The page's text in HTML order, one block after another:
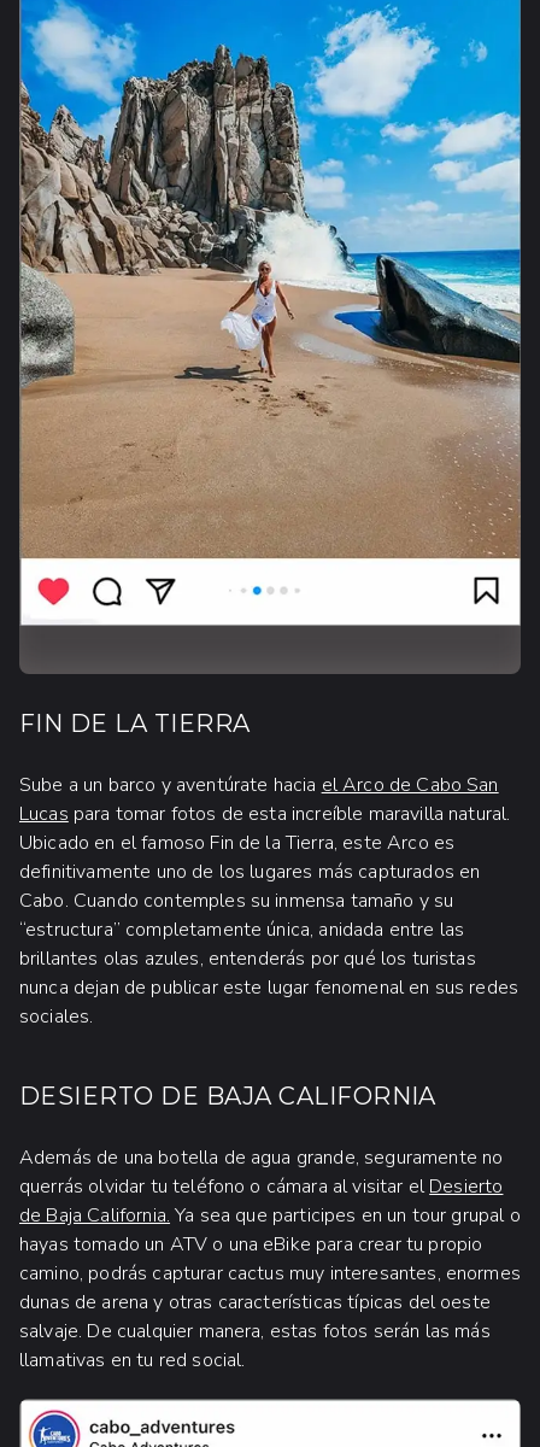
FIN DE LA TIERRA
Sube a un barco y aventúrate hacia el Arco de Cabo San
Lucas para tomar fotos de esta increíble maravilla natural.
Ubicado en el famoso Fin de la Tierra, este Arco es
definitivamente uno de los lugares más capturados en
Cabo. Cuando contemples su inmensa tamaño y su
“estructura” completamente única, anidada entre las
brillantes olas azules, entenderás por qué los turistas
nunca dejan de publicar este lugar fenomenal en sus redes
sociales.
DESIERTO DE BAJA CALIFORNIA
Además de una botella de agua grande, seguramente no
querrás olvidar tu teléfono o cámara al visitar elDesierto
de Baja California. Ya sea que participes en un tour grupal o
hayas tomado un ATV o una eBike para crear tu propio
camino, podrás capturar cactus muy interesantes, enormes
dunas de arena y otras características típicas del oeste
salvaje. De cualquier manera, estas fotos serán las más
llamativas en tu red social.